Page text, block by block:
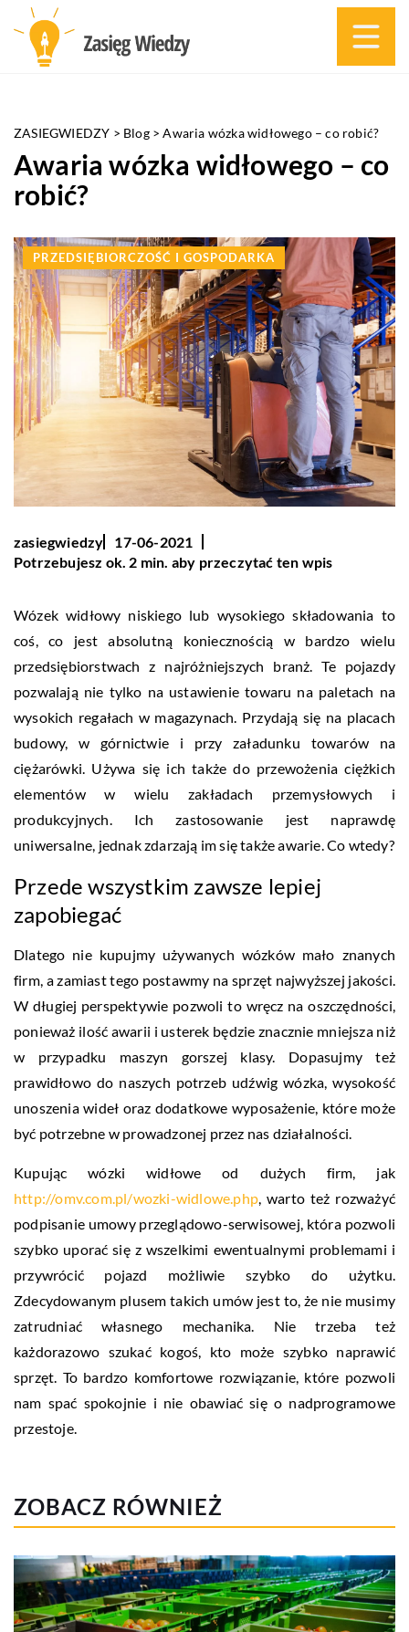
ZASIEGWIEDZY > Blog>Awaria wózka widłowego – co robić?
Awaria wózka widłowego – co
robić?
PRZEDSIĘBIORCZOŚĆ I GOSPODARKA
zasiegwiedzy
17-06-2021
Potrzebujesz ok. 2 min. aby przeczytać ten wpis
Wózek widłowy niskiego lub wysokiego składowania to
coś, co jest absolutną koniecznością w bardzo wielu
przedsiębiorstwach z najróżniejszych branż. Te pojazdy
pozwalają nie tylko na ustawienie towaru na paletach na
wysokich regałach w magazynach. Przydają się na placach
budowy, w górnictwie i przy załadunku towarów na
ciężarówki. Używa się ich także do przewożenia ciężkich
elementów w wielu zakładach przemysłowych i
produkcyjnych. Ich zastosowanie jest naprawdę
uniwersalne, jednak zdarzają im się także awarie. Co wtedy?
Przede wszystkim zawsze lepiej
zapobiegać
Dlatego nie kupujmy używanych wózków mało znanych
firm, a zamiast tego postawmy na sprzęt najwyższej jakości.
W długiej perspektywie pozwoli to wręcz na oszczędności,
ponieważ ilość awarii i usterek będzie znacznie mniejsza niż
w przypadku maszyn gorszej klasy. Dopasujmy też
prawidłowo do naszych potrzeb udźwig wózka, wysokość
unoszenia wideł oraz dodatkowe wyposażenie, które może
być potrzebne w prowadzonej przez nas działalności.
Kupując wózki widłowe od dużych firm, jak
http://omv.com.pl/wozki-widlowe.php, warto też rozważyć
podpisanie umowy przeglądowo-serwisowej, która pozwoli
szybko uporać się z wszelkimi ewentualnymi problemami i
przywrócić pojazd możliwie szybko do użytku.
Zdecydowanym plusem takich umów jest to, że nie musimy
zatrudniać własnego mechanika. Nie trzeba też
każdorazowo szukać kogoś, kto może szybko naprawić
sprzęt. To bardzo komfortowe rozwiązanie, które pozwoli
nam spać spokojnie i nie obawiać się o nadprogramowe
przestoje.
ZOBACZ RÓWNIEŻ